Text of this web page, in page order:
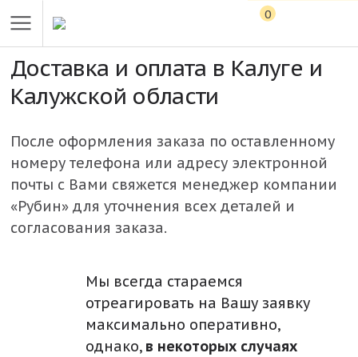
0
Доставка и оплата в Калуге и
Калужской области
После оформления заказа по оставленному
номеру телефона или адресу электронной
почты с Вами свяжется менеджер компании
«Рубин» для уточнения всех деталей и
согласования заказа.
Мы всегда стараемся
отреагировать на Вашу заявку
максимально оперативно,
однако, в некоторых случаях